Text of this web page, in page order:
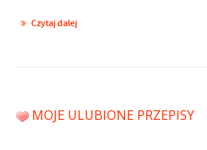
Czytaj dalej
MOJE ULUBIONE PRZEPISY